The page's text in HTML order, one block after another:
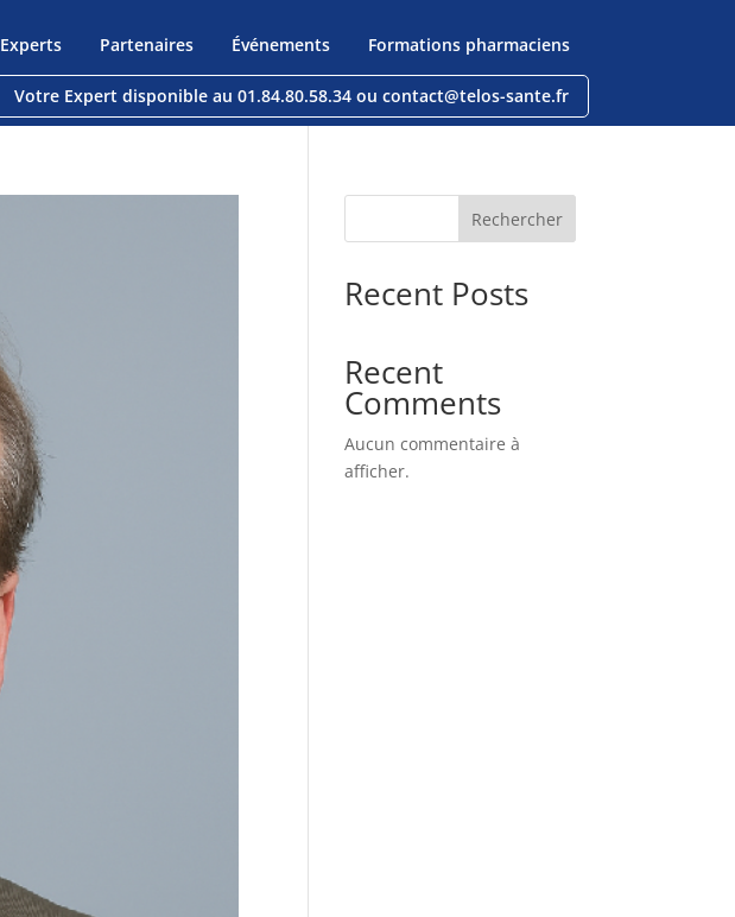
Experts Partenaires Événements Formations pharmaciens
Votre Expert disponible au 01.84.80.58.34 ou contact@telos-sante.fr
Rechercher
Recent Posts
Recent
Comments
Aucun commentaire à
afficher.